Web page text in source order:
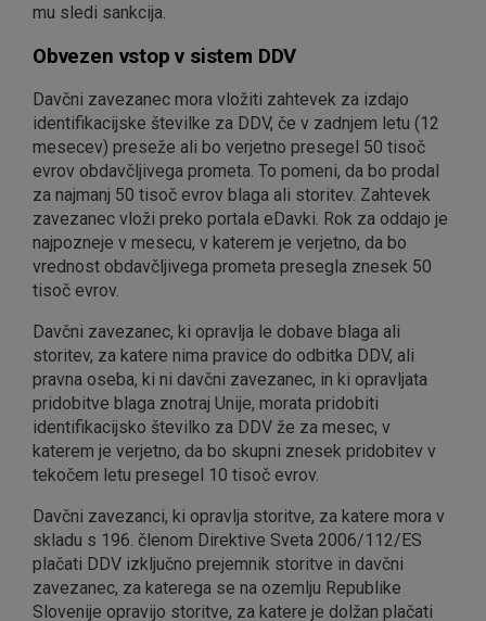
mu sledi sankcija.
Obvezen vstop v sistem DDV
Davčni zavezanec mora vložiti zahtevek za izdajo
identifikacijske številke za DDV, če v zadnjem letu (12
mesecev) preseže ali bo verjetno presegel 50 tisoč
evrov obdavčljivega prometa. To pomeni, da bo prodal
za najmanj 50 tisoč evrov blaga ali storitev. Zahtevek
zavezanec vloži preko portala eDavki. Rok za oddajo je
najpozneje v mesecu, v katerem je verjetno, da bo
vrednost obdavčljivega prometa presegla znesek 50
tisoč evrov.
Davčni zavezanec, ki opravlja le dobave blaga ali
storitev, za katere nima pravice do odbitka DDV, ali
pravna oseba, ki ni davčni zavezanec, in ki opravljata
pridobitve blaga znotraj Unije, morata pridobiti
identifikacijsko številko za DDV že za mesec, v
katerem je verjetno, da bo skupni znesek pridobitev v
tekočem letu presegel 10 tisoč evrov.
Davčni zavezanci, ki opravlja storitve, za katere mora v
skladu s 196. členom Direktive Sveta 2006/112/ES
plačati DDV izključno prejemnik storitve in davčni
zavezanec, za katerega se na ozemlju Republike
Slovenije opravijo storitve, za katere je dolžan plačati